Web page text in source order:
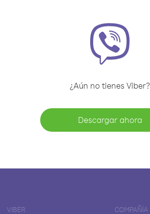
¿Aún no tienes Viber?
Descargar ahora
VIBER COMPAÑÍA